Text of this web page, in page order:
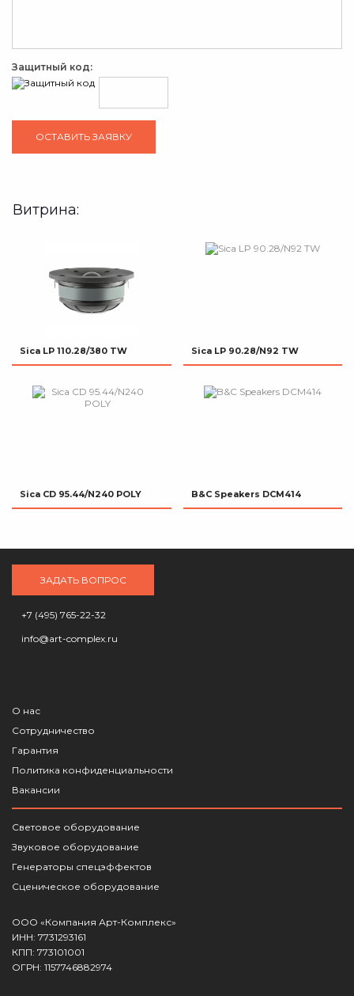
Защитный код:
Витрина:
Sica LP 110.28/380 TW Sica LP 90.28/N92 TW
Sica CD 95.44/N240 POLY B&C Speakers DCM414
ЗАДАТЬ ВОПРОС
+7 (495) 765-22-32
info@art-complex.ru
О нас
Сотрудничество
Гарантия
Политика конфиденциальности
Вакансии
Световое оборудование
Звуковое оборудование
Генераторы спецэффектов
Сценическое оборудование
ООО «Компания Арт-Комплекс»
ИНН: 7731293161
КПП: 773101001
ОГРН: 1157746882974